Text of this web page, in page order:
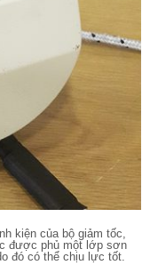
kiện của bộ giảm tốc,
được phủ một lớp sơn
đó có thể chịu lực tốt.